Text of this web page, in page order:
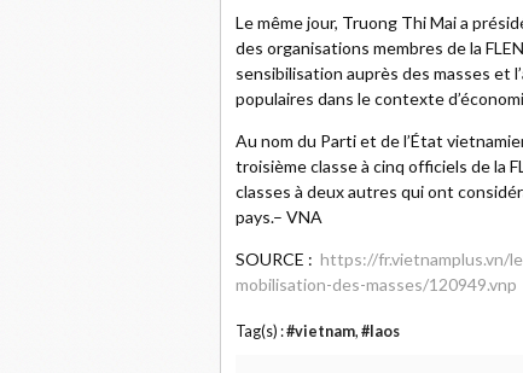
Le même jour, Truong Thi Mai a
des organisations membres de la
sensibilisation auprès des masses et
populaires dans le contexte
Au nom du Parti et de l’État
troisième classe à cinq officiels de la
classes à deux autres qui ont
pays.– VNA
SOURCE : https://fr.vietnamplus.vn/
mobilisation-des-masses/120949.vnp
Tag(s) :#vietnam, #laos